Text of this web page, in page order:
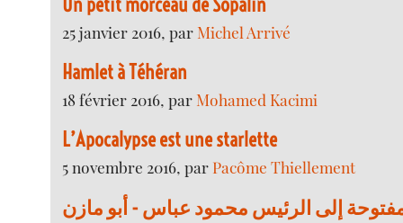
25 janvier 2016, parMichel Arrivé
Hamlet à Téhéran
18 février 2016, parMohamed Kacimi
L’Apocalypse est une starlette
5 novembre 2016, par Pacôme Thiellement
إلى الرئيس محمود عباس - أبو مازن